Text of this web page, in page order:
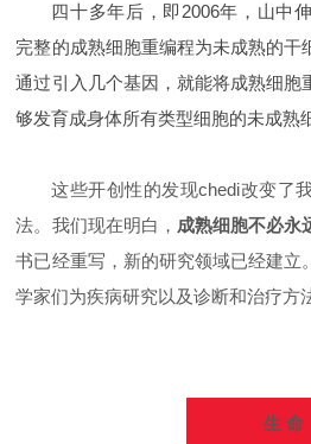
四十多年后，即2006年，山中
完整的成熟细胞重编程为未成熟的干
通过引入几个基因，就能将成熟细胞
够发育成身体所有类型细胞的未成熟
这些开创性的发现chedi改变了
法。我们现在明白， 成熟细胞不必永
书已经重写，新的研究领域已经建立
学家们为疾病研究以及诊断和治疗方
生 命